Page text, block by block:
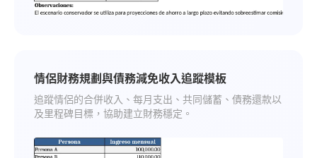
情侶財務規劃與債務減免收入追蹤模板
追蹤情侶的合併收入、每月支出、共同儲蓄、債務還款以
及里程碑目標，協助建立財務穩定。